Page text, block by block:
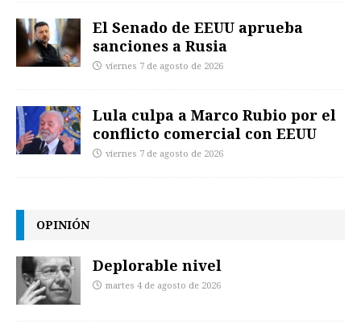
El Senado de EEUU aprueba
sanciones a Rusia
viernes 7 de agosto de 2026
Lula culpa a Marco Rubio por el
conflicto comercial con EEUU
viernes 7 de agosto de 2026
OPINIÓN
Deplorable nivel
martes 4 de agosto de 2026